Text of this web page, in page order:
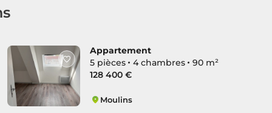
Appartement
5 pièces
4 chambres
90 m²
128 400 €
Moulins